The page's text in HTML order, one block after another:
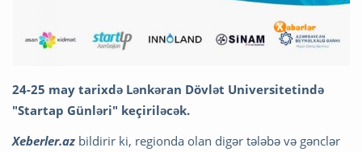
24-25 may tarixdə Lənkəran Dövlət Universitetində
"Startap Günləri" keçiriləcək.
Xeberler.az bildirir ki, regionda olan digər tələbə və gənclər